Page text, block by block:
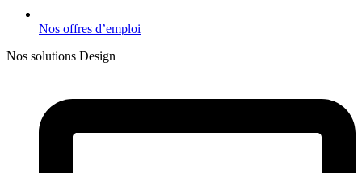
Nos offres d’emploi
Nos solutions Design